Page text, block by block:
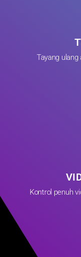
Tayang
Kontrol penuh